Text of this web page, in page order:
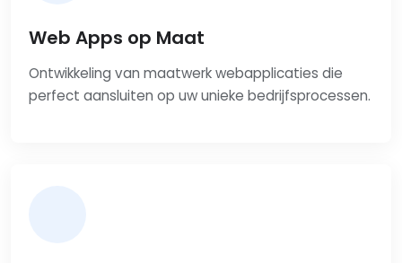
Web Apps op Maat
Ontwikkeling van maatwerk webapplicaties die
perfect aansluiten op uw unieke bedrijfsprocessen.